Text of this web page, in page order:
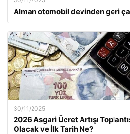
Alman otomobil devinden geri
30/11/2025
2026 Asgari Ücret Artışı
Olacak ve İlk Tarih Ne?